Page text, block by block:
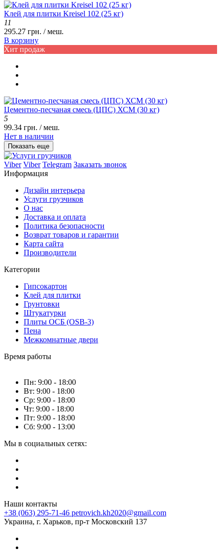
Клей для плитки Kreisel 102 (25 кг)
11
295.27 грн. / меш.
В корзину
Хит продаж
Цементно-песчаная смесь (ЦПС) ХСМ (30 кг)
5
99.34 грн. / меш.
Нет в наличии
Показать еще
Viber Viber Telegram Заказать звонок
Информация
Дизайн интерьера
Услуги грузчиков
О нас
Доставка и оплата
Политика безопасности
Возврат товаров и гарантии
Карта сайта
Производители
Категории
Гипсокартон
Клей для плитки
Грунтовки
Штукатурки
Плиты ОСБ (OSB-3)
Пена
Межкомнатные двери
Время работы
Пн: 9:00 - 18:00
Вт: 9:00 - 18:00
Ср: 9:00 - 18:00
Чт: 9:00 - 18:00
Пт: 9:00 - 18:00
Сб: 9:00 - 13:00
Мы в социальных сетях:
Наши контакты
+38 (063) 295-71-46 petrovich.kh2020@gmail.com
Украина, г. Харьков, пр-т Московский 137